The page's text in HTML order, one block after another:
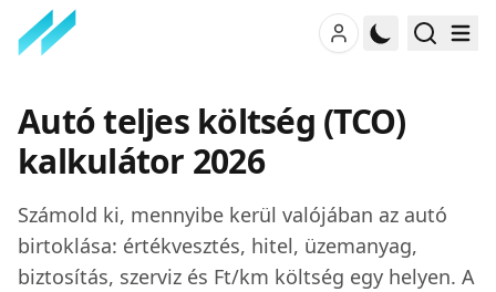
Autó teljes költség (TCO)
kalkulátor 2026
Számold ki, mennyibe kerül valójában az autó
birtoklása: értékvesztés, hitel, üzemanyag,
biztosítás, szerviz és Ft/km költség egy helyen. A